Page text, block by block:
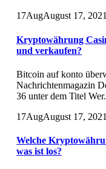
17AugAugust 17, 2021
Kryptowährung
und verkaufen?
Bitcoin auf konto
Nachrichtenmagazin
36 unter dem Titel
17AugAugust 17, 2021
Welche
was ist los?